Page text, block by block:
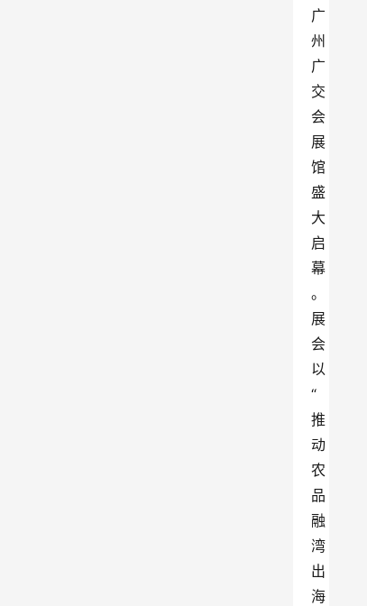
广
州
广
交
会
展
馆
盛
大
启
幕
。
展
会
以
“
推
动
农
品
融
湾
出
海